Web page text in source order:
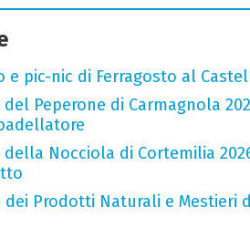
e pic-nic di Ferragosto al
del Peperone di Carmagnola
della Nocciola di Cortemilia
dei Prodotti Naturali e